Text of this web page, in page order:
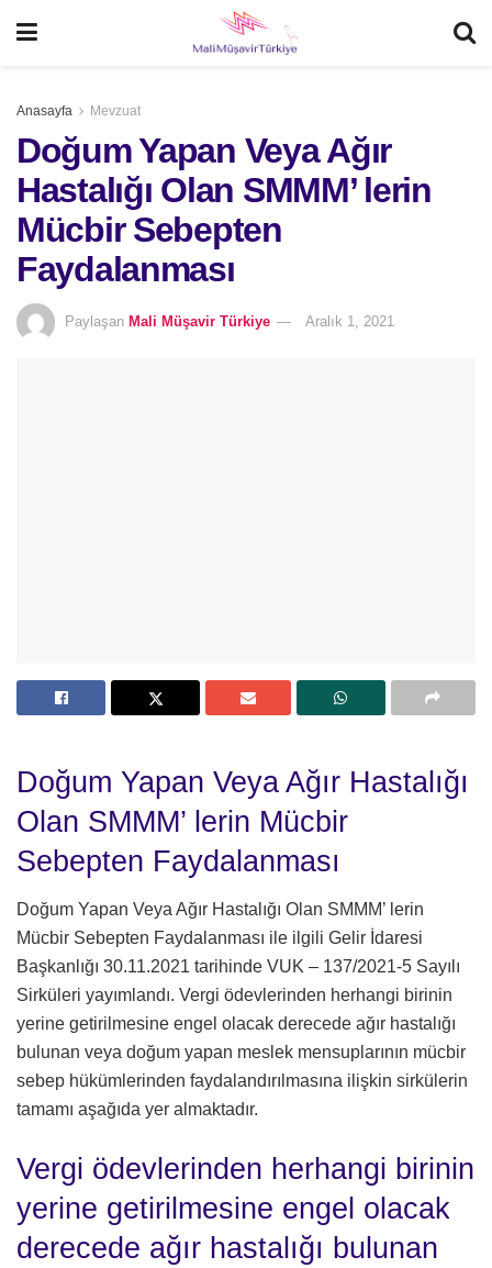
Anasayfa Mevzuat
Doğum Yapan Veya Ağır
Hastalığı Olan SMMM’ lerin
Mücbir Sebepten
Faydalanması
Paylaşan Mali Müşavir Türkiye Aralık 1, 2021
Doğum Yapan Veya Ağır Hastalığı
Olan SMMM’ lerin Mücbir
Sebepten Faydalanması
Doğum Yapan Veya Ağır Hastalığı Olan SMMM’ lerin
Mücbir Sebepten Faydalanması ile ilgili Gelir İdaresi
Başkanlığı 30.11.2021 tarihinde VUK – 137/2021-5 Sayılı
Sirküleri yayımlandı. Vergi ödevlerinden herhangi birinin
yerine getirilmesine engel olacak derecede ağır hastalığı
bulunan veya doğum yapan meslek mensuplarının mücbir
sebep hükümlerinden faydalandırılmasına ilişkin sirkülerin
tamamı aşağıda yer almaktadır.
Vergi ödevlerinden herhangi birinin
yerine getirilmesine engel olacak
derecede ağır hastalığı bulunan